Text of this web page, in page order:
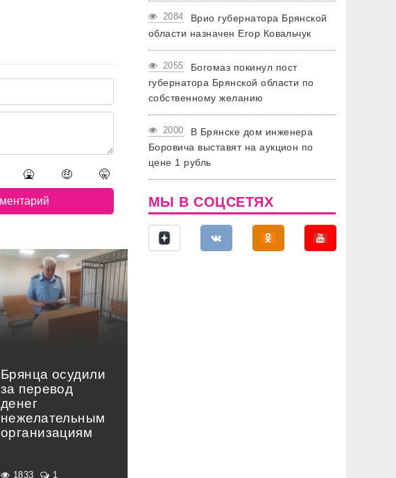
🤮 🤑 🤫
Брянца осудили
за перевод
денег
нежелательным
организациям
1833 1
2084
Врио губернатора Брянской
области назначен Егор Ковальчук
2055
Богомаз покинул пост
губернатора Брянской области по
собственному желанию
2000
В Брянске дом инженера
Боровича выставят на аукцион по
цене 1 рубль
МЫ В СОЦСЕТЯХ